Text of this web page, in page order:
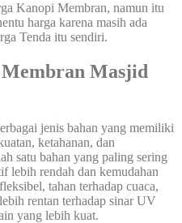
Kanopi Membran, namun itu
harga karena masih ada
Tenda itu sendiri.
Masjid
jenis bahan yang memiliki
ketahanan, dan
satu bahan yang paling sering
lebih rendah dan kemudahan
tahan terhadap cuaca,
rentan terhadap sinar UV
yang lebih kuat.